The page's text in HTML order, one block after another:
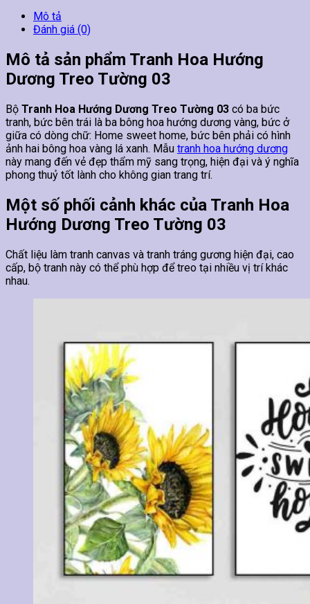
Mô tả
Đánh giá (0)
Mô tả sản phẩm Tranh Hoa Hướng
Dương Treo Tường 03
Bộ Tranh Hoa Hướng Dương Treo Tường 03 có ba bức
tranh, bức bên trái là ba bông hoa hướng dương vàng, bức ở
giữa có dòng chữ: Home sweet home, bức bên phải có hình
ảnh hai bông hoa vàng lá xanh. Mẫu tranh hoa hướng dương
này mang đến vẻ đẹp thẩm mỹ sang trọng, hiện đại và ý nghĩa
phong thuỷ tốt lành cho không gian trang trí.
Một số phối cảnh khác của Tranh Hoa
Hướng Dương Treo Tường 03
Chất liệu làm tranh canvas và tranh tráng gương hiện đại, cao
cấp, bộ tranh này có thể phù hợp để treo tại nhiều vị trí khác
nhau.